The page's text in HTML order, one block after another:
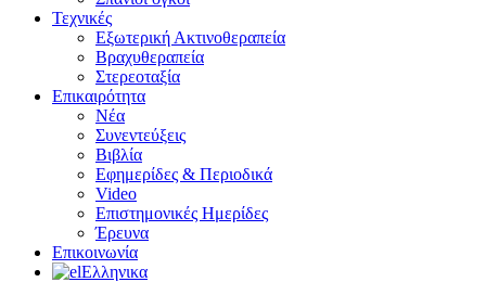
Τεχνικές
Εξωτερική Ακτινοθεραπεία
Βραχυθεραπεία
Στερεοταξία
Επικαιρότητα
Νέα
Συνεντεύξεις
Βιβλία
Εφημερίδες & Περιοδικά
Video
Επιστημονικές Ημερίδες
Έρευνα
Επικοινωνία
Ελληνικα